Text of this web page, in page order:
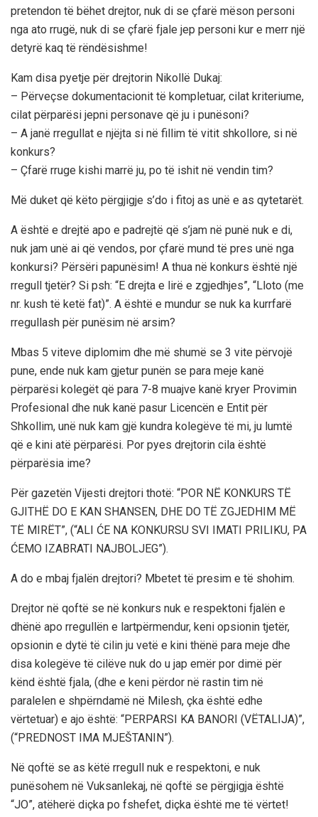
pretendon të bëhet drejtor, nuk di se çfarë mëson personi
nga ato rrugë, nuk di se çfarë fjale jep personi kur e merr një
detyrë kaq të rëndësishme!
Kam disa pyetje për drejtorin Nikollë Dukaj:
– Përveçse dokumentacionit të kompletuar, cilat kriteriume,
cilat përparësi jepni personave që ju i punësoni?
– A janë rregullat e njëjta si në fillim të vitit shkollore, si në
konkurs?
– Çfarë rruge kishi marrë ju, po të ishit në vendin tim?
Më duket që këto përgjigje s’do i fitoj as unë e as qytetarët.
A është e drejtë apo e padrejtë që s’jam në punë nuk e di,
nuk jam unë ai që vendos, por çfarë mund të pres unë nga
konkursi? Përsëri papunësim! A thua në konkurs është një
rregull tjetër? Si psh: “E drejta e lirë e zgjedhjes”, “Lloto (me
nr. kush të ketë fat)”. A është e mundur se nuk ka kurrfarë
rregullash për punësim në arsim?
Mbas 5 viteve diplomim dhe më shumë se 3 vite përvojë
pune, ende nuk kam gjetur punën se para meje kanë
përparësi kolegët që para 7-8 muajve kanë kryer Provimin
Profesional dhe nuk kanë pasur Licencën e Entit për
Shkollim, unë nuk kam gjë kundra kolegëve të mi, ju lumtë
që e kini atë përparësi. Por pyes drejtorin cila është
përparësia ime?
Për gazetën Vijesti drejtori thotë: “POR NË KONKURS TË
GJITHË DO E KAN SHANSEN, DHE DO TË ZGJEDHIM MË
TË MIRËT”, (“ALI ĆE NA KONKURSU SVI IMATI PRILIKU, PA
ĆEMO IZABRATI NAJBOLJEG”).
A do e mbaj fjalën drejtori? Mbetet të presim e të shohim.
Drejtor në qoftë se në konkurs nuk e respektoni fjalën e
dhënë apo rregullën e lartpërmendur, keni opsionin tjetër,
opsionin e dytë të cilin ju vetë e kini thënë para meje dhe
disa kolegëve të cilëve nuk do u jap emër por dimë për
kënd është fjala, (dhe e keni përdor në rastin tim në
paralelen e shpërndamë në Milesh, çka është edhe
vërtetuar) e ajo është: “PERPARSI KA BANORI (VËTALIJA)”,
(“PREDNOST IMA MJEŠTANIN”).
Në qoftë se as këtë rregull nuk e respektoni, e nuk
punësohem në Vuksanlekaj, në qoftë se përgjigja është
“JO”, atëherë diçka po fshefet, diçka është me të vërtet!